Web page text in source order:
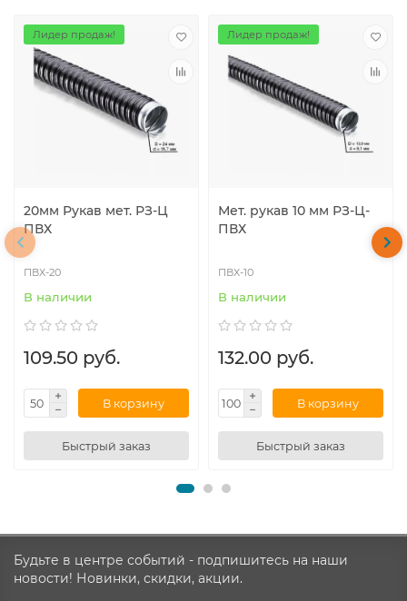
Лидер продаж!
20мм Рукав мет. РЗ-Ц
ПВХ
ПВХ-20
В наличии
109.50 руб.
В корзину
Быстрый заказ
Лидер продаж!
Мет. рукав 10 мм РЗ-Ц-
ПВХ
ПВХ-10
В наличии
132.00 руб.
В корзину
Быстрый заказ
Будьте в центре событий - подпишитесь на наши
новости! Новинки, скидки, акции.